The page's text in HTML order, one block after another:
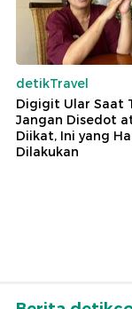
detikTravel
Digigit Ular Saat
Jangan Disedot
Diikat, Ini yang
Dilakukan